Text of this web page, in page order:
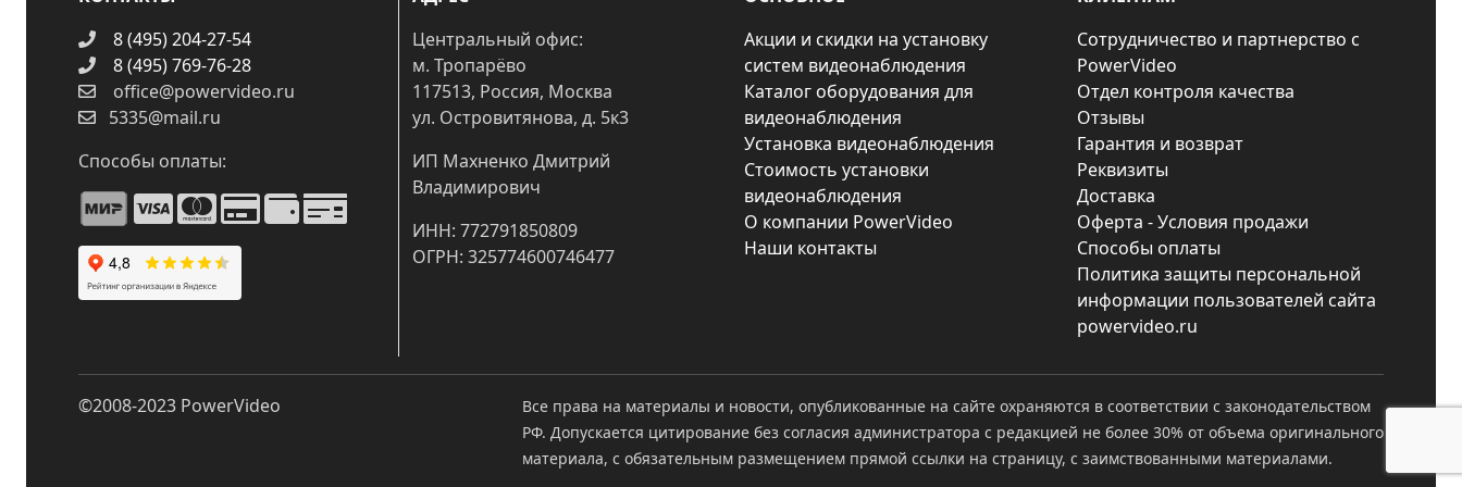
8 (495) 204-27-54
8 (495) 769-76-28
office@powervideo.ru
5335@mail.ru
Способы оплаты:
Центральный офис:
м. Тропарёво
117513, Россия, Москва
ул. Островитянова, д. 5к3
ИП Махненко Дмитрий
Владимирович
ИНН: 772791850809
ОГРН: 325774600746477
Акции и скидки на установку
систем видеонаблюдения
Каталог оборудования для
видеонаблюдения
Установка видеонаблюдения
Стоимость установки
видеонаблюдения
О компании PowerVideo
Наши контакты
Сотрудничество и партнерство с
PowerVideo
Отдел контроля качества
Отзывы
Гарантия и возврат
Реквизиты
Доставка
Оферта - Условия продажи
Способы оплаты
Политика защиты персональной
информации пользователей сайта
powervideo.ru
©2008-2023 PowerVideo
Все права на материалы и новости, опубликованные на сайте охраняются в соответствии с законодательством
РФ. Допускается цитирование без согласия администратора с редакцией не более 30% от объема оригинального
материала, с обязательным размещением прямой ссылки на страницу, с заимствованными материалами.